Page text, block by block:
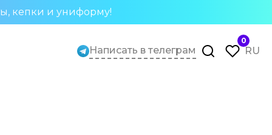
кепки и униформу!
Написать в телеграм
0
RU